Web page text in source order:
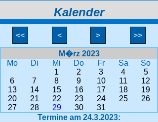
Kalender
<< < > >>
M�rz 2023
Mo
Di Mi Do Fr Sa
So
1
2 3 4
5
6
7 8 9 10 11
12
13
14 15 16 17 18
19
20
21 22 23 24 25
26
27
28 29 30
31
Termine am 24.3.2023: